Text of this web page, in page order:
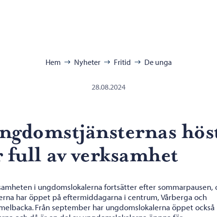
Hem Nyheter Fritid De unga
28.08.2024
full av verksamhet
i ungdomslokalerna fortsätter efter sommarpausen,
har öppet på eftermiddagarna i centrum, Vårberga och
Från september har ungdomslokalerna öppet också